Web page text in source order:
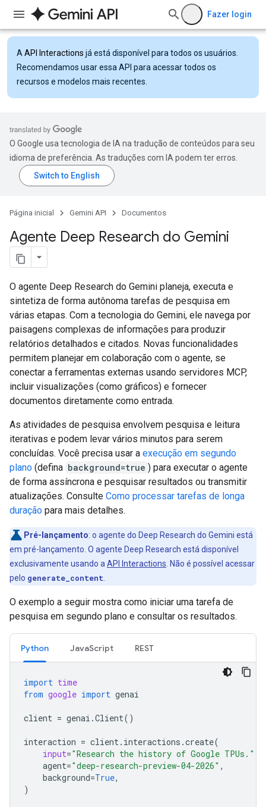
Fazer login
A API Interactions já está disponível para todos os usuários.
Recomendamos usar essa API para acessar todos os
recursos e modelos mais recentes.
O Google usa tecnologia de IA na tradução de conteúdos para seu
idioma de preferência. As traduções com IA podem ter erros.
Página inicial Gemini API Documentos
Agente Deep Research do Gemini
O agente Deep Research do Gemini planeja, executa e
sintetiza de forma autônoma tarefas de pesquisa em
várias etapas. Com a tecnologia do Gemini, ele navega por
paisagens complexas de informações para produzir
relatórios detalhados e citados. Novas funcionalidades
permitem planejar em colaboração com o agente, se
conectar a ferramentas externas usando servidores MCP,
incluir visualizações (como gráficos) e fornecer
documentos diretamente como entrada.
As atividades de pesquisa envolvem pesquisa e leitura
iterativas e podem levar vários minutos para serem
concluídas. Você precisa usar a execução em segundo
plano (defina background=true ) para executar o agente
de forma assíncrona e pesquisar resultados ou transmitir
atualizações. Consulte Como processar tarefas de longa
duração para mais detalhes.
Pré-lançamento: o agente do Deep Research do Gemini está
em pré-lançamento. O agente Deep Research está disponível
exclusivamente usando a API Interactions . Não é possível acessar
pelo generate_content
O exemplo a seguir mostra como iniciar uma tarefa de
pesquisa em segundo plano e consultar os resultados.
Python JavaScript REST
import time
from google import genai
client = genai .Client()
interaction = client. interactions .create(
input="Research the history of Google TPUs."
agent="deep-research-preview-04-2026" ,
background=True,
)